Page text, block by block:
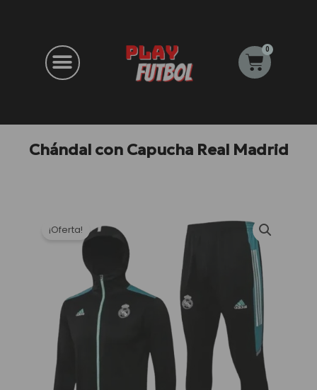
0
Carrito
Chándal con Capucha Real Madrid
¡Oferta!